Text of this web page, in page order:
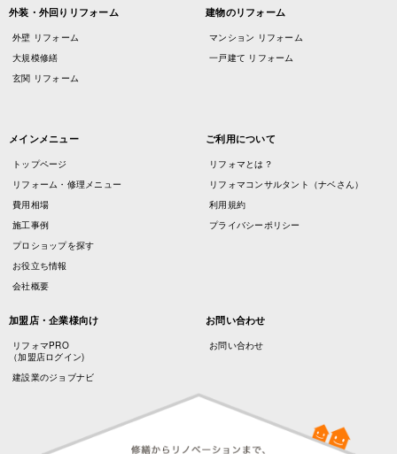
外装・外回りリフォーム
外壁 リフォーム
大規模修繕
玄関 リフォーム
建物のリフォーム
マンション リフォーム
一戸建て リフォーム
メインメニュー
トップページ
リフォーム・修理メニュー
費用相場
施工事例
プロショップを探す
お役立ち情報
会社概要
ご利用について
リフォマとは？
リフォマコンサルタント（ナベさん）
利用規約
プライバシーポリシー
加盟店・企業様向け
リフォマPRO
（加盟店ログイン)
建設業のジョブナビ
お問い合わせ
お問い合わせ